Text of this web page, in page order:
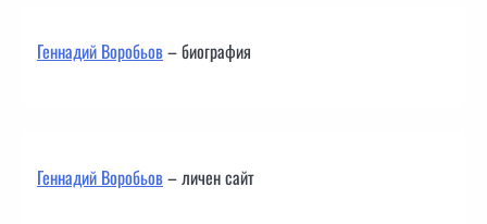
Геннадий Воробьов– биография
Геннадий Воробьов– личен сайт